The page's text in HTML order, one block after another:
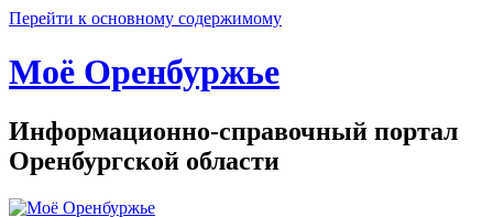
Перейти к основному содержимому
Моё Оренбуржье
Информационно-справочный портал
Оренбургской области